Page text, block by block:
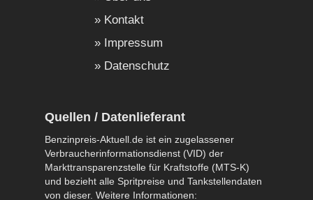
Kontakt
Impressum
Datenschutz
Quellen / Datenlieferant
Benzinpreis-Aktuell.de ist ein zugelassener
Verbraucherinformationsdienst (VID) der
Markttransparenzstelle für Kraftstoffe (MTS-K)
und bezieht alle Spritpreise und Tankstellendaten
von dieser. Weitere Informationen: